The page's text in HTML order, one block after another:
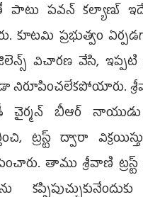
పాటు పవన్ కల్యాణ్
కూటమి ప్రభుత్వం
విచారణ వేసి, ఇప్పటి
నిరూపించలేకపోయారు.
చైర్మన్‌ బీఆర్‌ నాయుడు
ట్రస్ట్ ద్వారా
తాము శ్రీవాణి